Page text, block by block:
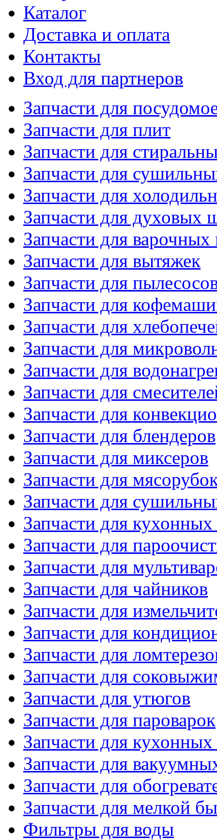
Каталог
Доставка и оплата
Контакты
Вход для партнеров
Запчасти для
Запчасти для плит
Запчасти для
Запчасти для
Запчасти для
Запчасти для духовых
Запчасти для варочных
Запчасти для вытяжек
Запчасти для
Запчасти для
Запчасти для
Запчасти для
Запчасти для
Запчасти для
Запчасти для
Запчасти для блендеров
Запчасти для миксеров
Запчасти для
Запчасти для
Запчасти для
Запчасти для
Запчасти для
Запчасти для чайников
Запчасти для
Запчасти для
Запчасти для
Запчасти для
Запчасти для утюгов
Запчасти для пароварок
Запчасти для
Запчасти для
Запчасти для
Запчасти для мелкой
Фильтры для воды